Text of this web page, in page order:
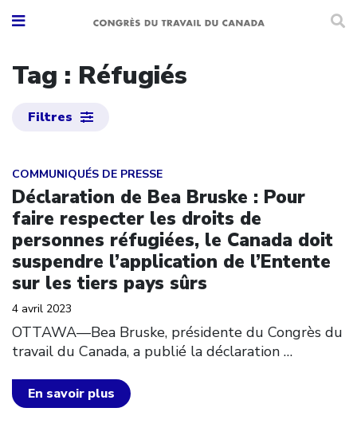
Tag : Réfugiés
Filtres
COMMUNIQUÉS DE PRESSE
Déclaration de Bea Bruske : Pour
faire respecter les droits de
personnes réfugiées, le Canada doit
suspendre l’application de l’Entente
sur les tiers pays sûrs
4 avril 2023
OTTAWA––Bea Bruske, présidente du Congrès du
travail du Canada, a publié la déclaration …
En savoir plus
Click to open the link